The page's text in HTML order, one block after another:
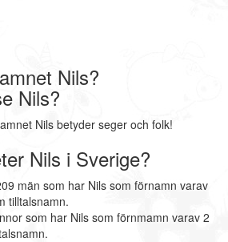
Nils?
Nils?
Nils betyder seger och folk!
Nils i Sverige?
män som har Nils som förnamn varav
tilltalsnamn.
som har Nils som förnmamn varav 2